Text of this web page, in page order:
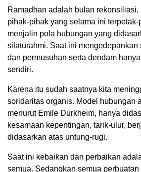
Ramadhan adalah bulan rekonsiliasi,
pihak-pihak yang selama ini terpetak-
menjalin pola hubungan yang
silaturahmi. Saat ini mengedepankan
dan permusuhan serta dendam
sendiri.
Karena itu sudah saatnya kita
soridaritas organis. Model hubungan
menurut Emile Durkheim, hanya
kesamaan kepentingan, tarik-ulur,
didasarkan atas untung-rugi.
Saat ini kebaikan dan perbaikan
semua. Sedangkan semua